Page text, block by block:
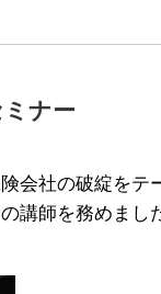
ミナー
会社の破綻をテ
講師を務めまし